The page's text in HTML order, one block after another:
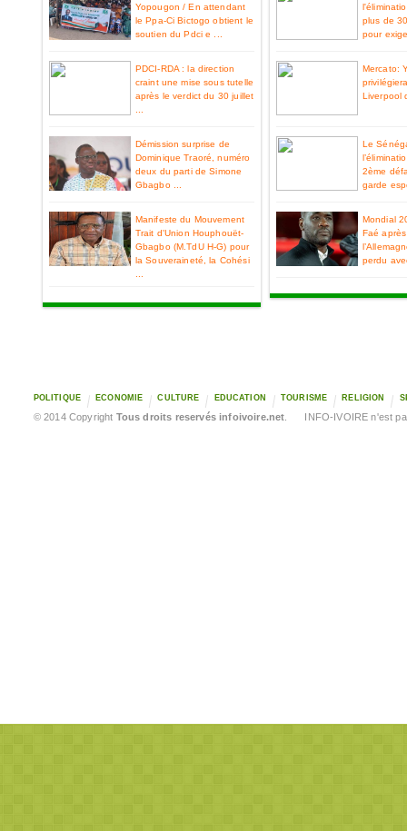
Yopougon / En attendant
le Ppa-Ci Bictogo obtient le
soutien du Pdci e ...
PDCI-RDA : la direction
craint une mise sous tutelle
après le verdict du 30 juillet
Démission surprise de
Dominique Traoré, numéro
deux du parti de Simone
Gbagbo ...
Manifeste du Mouvement
Trait d'Union Houphouët-
Gbagbo (M.TdU H-G) pour
la Souveraineté, la Cohési
plus de
pour
Mercato:
Liverpool
Le
2ème
garde
Mondial
Faé
perdu
POLITIQUE ECONOMIE CULTURE EDUCATION TOURISME RELIGION
© 2014 Copyright Tous droits reservés infoivoire.net . INFO-IVOIRE n'est